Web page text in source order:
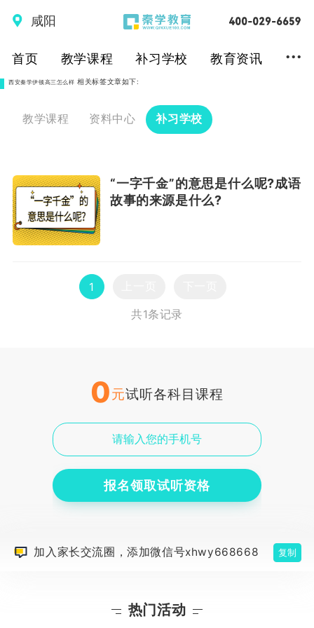
咸阳
首页 教学课程 补习学校 教育资讯 ...
西安秦学伊顿高三怎么样 相关标签文章如下:
教学课程 资料中心 补习学校
“一字千金”的意思是什么呢?成语
故事的来源是什么?
1
共1条记录
0元试听各科目课程
报名领取试听资格
加入家长交流圈，添加微信号xhwy668668 复制
热门活动